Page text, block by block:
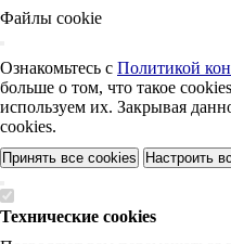
Файлы cookie
Ознакомьтесь с Политикой
больше о том, что такое
используем их. Закрывая
cookies.
Принять все cookies Настроить
Технические cookies